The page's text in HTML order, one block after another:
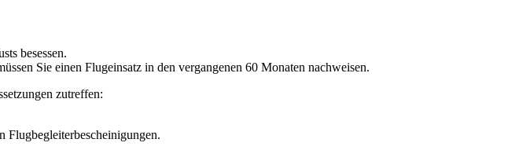
besessen.
Sie einen Flugeinsatz in den vergangenen 60 Monaten nachweisen.
zutreffen:
Flugbegleiterbescheinigungen.